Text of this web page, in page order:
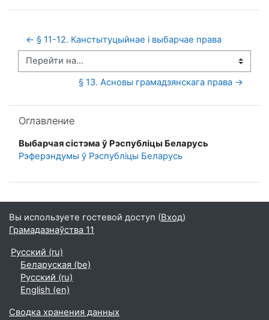
← § 11-12. Канстытуцыйнае і выбарчае права
Перейти на...
§ 13. Асновы грамадзянскага права →
Оглавление
Выбарчая сістэма ў Рэспубліцы Беларусь
Рэферэндумы ў Рэспубліцы Беларусь
Вы используете гостевой доступ (Вход)
Грамадазнаўства 11
Русский ‎(ru)‎
Беларуская ‎(be)‎
Русский ‎(ru)‎
English ‎(en)‎
Сводка хранения данных